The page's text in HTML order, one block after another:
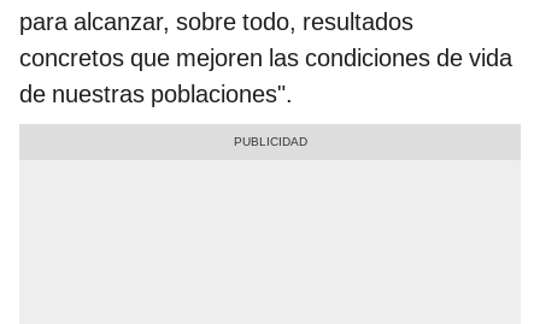
para alcanzar, sobre todo, resultados
concretos que mejoren las condiciones de vida
de nuestras poblaciones".